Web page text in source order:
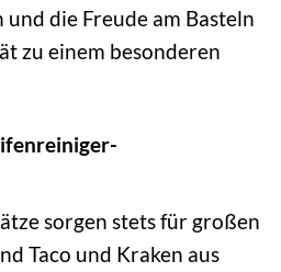
die Freude am Basteln
zu einem besonderen
sorgen stets für großen
Taco und Kraken aus